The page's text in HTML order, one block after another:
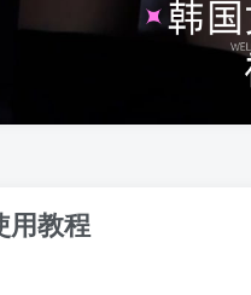
用教程